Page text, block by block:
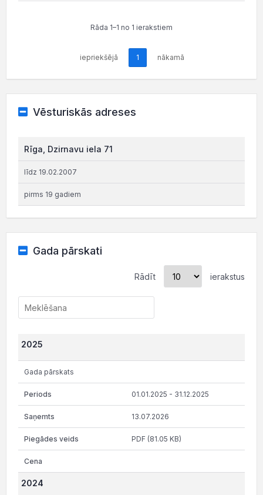
Rāda 1–1 no 1 ierakstiem
iepriekšējā 1 nākamā
Vēsturiskās adreses
Rīga, Dzirnavu iela 71
līdz 19.02.2007
pirms 19 gadiem
Gada pārskati
Rādīt ierakstus
2025
Gada pārskats
01.01.2025 - 31.12.2025
13.07.2026
PDF (81.05 KB)
2024